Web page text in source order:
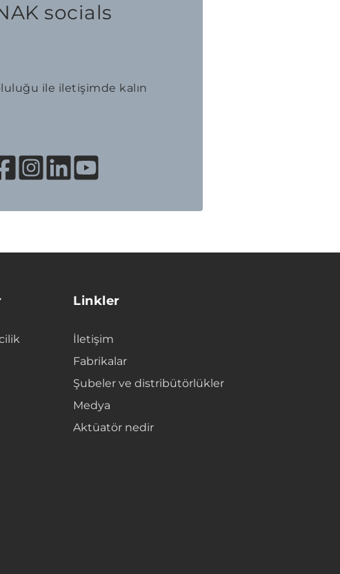
socials
ile iletişimde kalın
Linkler
İletişim
Fabrikalar
Şubeler ve distribütörlükler
Medya
Aktüatör nedir